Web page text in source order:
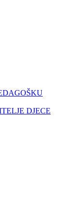
DJECE